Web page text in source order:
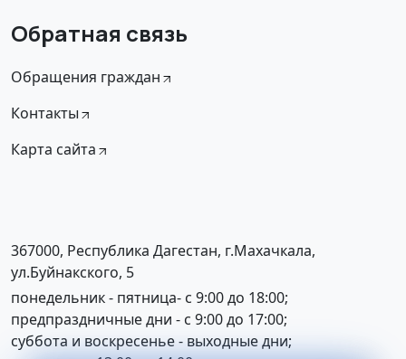
Обратная связь
Обращения граждан
Контакты
Карта сайта
367000, Республика Дагестан, г.Махачкала,
ул.Буйнакского, 5
понедельник - пятница- с 9:00 до 18:00;
предпраздничные дни - с 9:00 до 17:00;
суббота и воскресенье - выходные дни;